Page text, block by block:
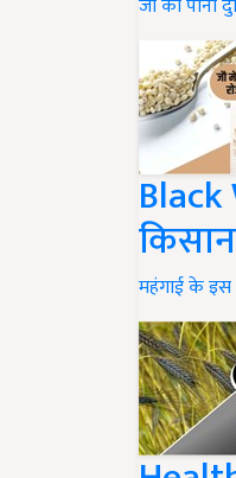
जौ का पानी
महंगाई के इस